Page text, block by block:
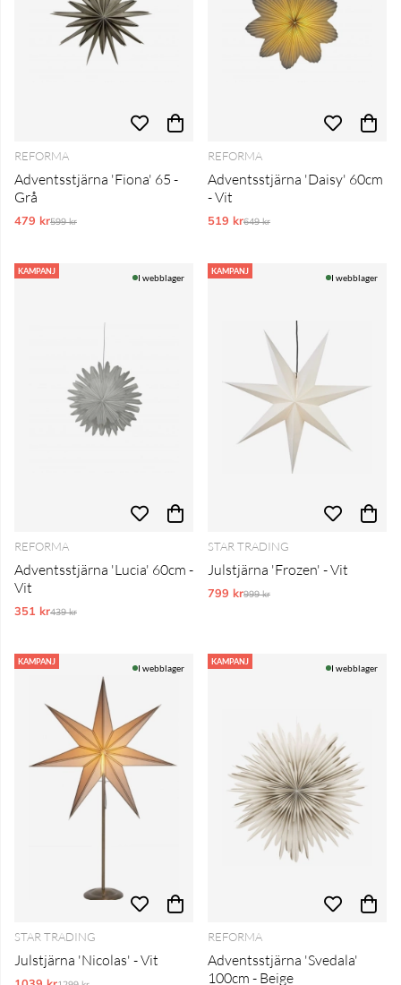
REFORMA
Adventsstjärna 'Fiona' 65 -
Grå
479 krOrdinarie pris:
599 kr
REFORMA
Adventsstjärna 'Daisy' 60cm
- Vit
519 krOrdinarie pris:
649 kr
KAMPANJ
I webblager
REFORMA
Adventsstjärna 'Lucia' 60cm -
Vit
351 krOrdinarie pris:
439 kr
KAMPANJ
I webblager
STAR TRADING
Julstjärna 'Frozen' - Vit
799 krOrdinarie pris:
999 kr
KAMPANJ
I webblager
STAR TRADING
Julstjärna 'Nicolas' - Vit
KAMPANJ
I webblager
REFORMA
Adventsstjärna 'Svedala'
100cm - Beige